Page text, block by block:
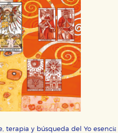
terapia y búsqueda del Yo